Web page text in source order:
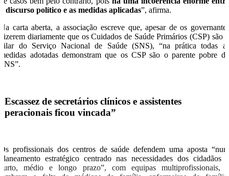
o discurso político e as medidas aplicadas”, afirma.
Na carta aberta, a associação escreve que, apesar de os governantes
dizerem diariamente que os Cuidados de Saúde Primários (CSP) são o
pilar do Serviço Nacional de Saúde (SNS), “na prática todas as
medidas adotadas demonstram que os CSP são o parente pobre do
SNS”.
“Escassez de secretários clínicos e assistentes
operacionais ficou vincada”
Os profissionais dos centros de saúde defendem uma aposta “num
planeamento estratégico centrado nas necessidades dos cidadãos a
curto, médio e longo prazo”, com equipas multiprofissionais, e